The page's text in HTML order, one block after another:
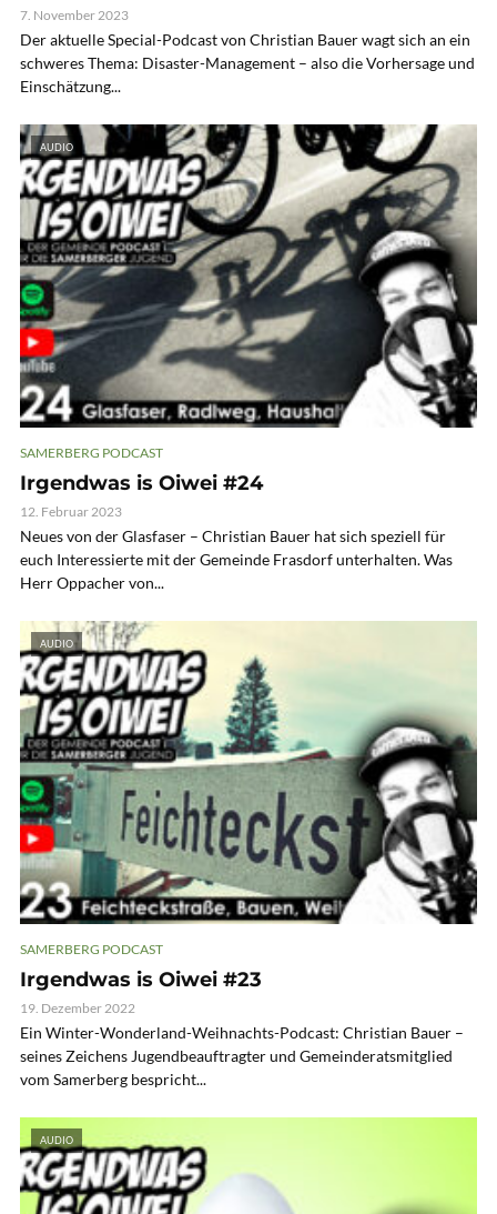
7. November 2023
Der aktuelle Special-Podcast von Christian Bauer wagt sich an ein
schweres Thema: Disaster-Management – also die Vorhersage und
Einschätzung...
AUDIO
SAMERBERG PODCAST
Irgendwas is Oiwei #24
12. Februar 2023
Neues von der Glasfaser – Christian Bauer hat sich speziell für
euch Interessierte mit der Gemeinde Frasdorf unterhalten. Was
Herr Oppacher von...
AUDIO
SAMERBERG PODCAST
Irgendwas is Oiwei #23
19. Dezember 2022
Ein Winter-Wonderland-Weihnachts-Podcast: Christian Bauer –
seines Zeichens Jugendbeauftragter und Gemeinderatsmitglied
vom Samerberg bespricht...
AUDIO